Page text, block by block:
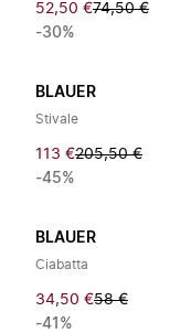
52,50 €74,50 €
-30%
BLAUER
Stivale
113 €205,50 €
-45%
BLAUER
Ciabatta
34,50 €58 €
-41%